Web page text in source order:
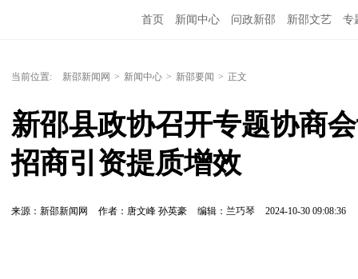
首页 新闻中心 问政新邵 新邵文艺 专
当前位置: 新邵新闻网 > 新闻中心 > 新邵要闻 > 正文
新邵县政协召开专题协商
招商引资提质增效
来源：新邵新闻网 作者：唐文峰 孙英豪 编辑：兰巧琴 2024-10-30 09:08:36